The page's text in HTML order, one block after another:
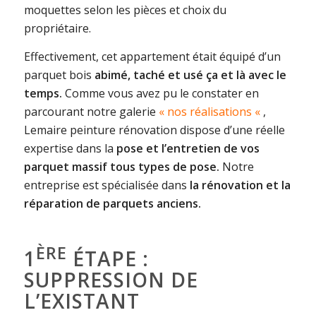
moquettes selon les pièces et choix du
propriétaire.
Effectivement, cet appartement était équipé d’un
parquet bois abimé, taché et usé ça et là avec le
temps. Comme vous avez pu le constater en
parcourant notre galerie « nos réalisations « ,
Lemaire peinture rénovation dispose d’une réelle
expertise dans la pose et l’entretien de vos
parquet massif tous types de pose. Notre
entreprise est spécialisée dans la rénovation et la
réparation de parquets anciens.
1 ÈRE ÉTAPE :
SUPPRESSION DE
L’EXISTANT